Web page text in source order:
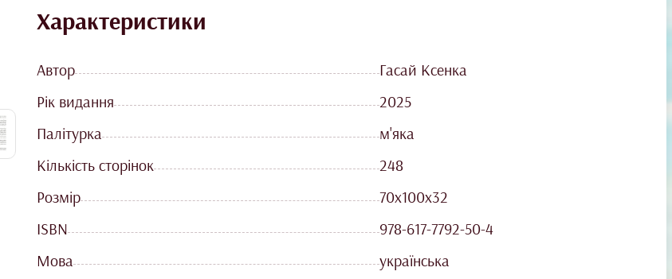
Характеристики
Автор
Гасай Ксенка
Рік видання
2025
Палітурка
м'яка
Кількість сторінок
248
Розмір
70х100х32
ISBN
978-617-7792-50-4
Мова
українська